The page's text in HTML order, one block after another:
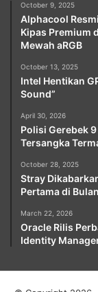
October 9, 2025
Alphacool
Kipas Premium
Mewah aRGB
October 13, 2025
Intel Hentikan
Sound”
April 30, 2026
Polisi Gerebek
Tersangka
October 28, 2025
Stray
Pertama di
March 22, 2026
Oracle Rilis
Identity